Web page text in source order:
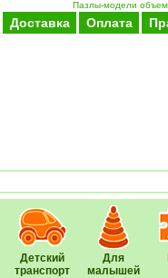
Пазлы-модели
Доставка Оплата
Детский
транспорт
Для
малышей